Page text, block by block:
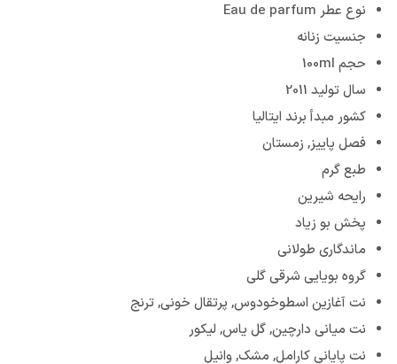
نوع عطر Eau de parfum
جنسیت زنانه
حجم 100ml
سال تولید 2011
کشور مبدأ برند ایتالیا
فصل پاییز, زمستان
طبع گرم
رایحه شیرین
پخش بو زیاد
ماندگاری طولانی
گروه بویایی شرقی گلی
نت آغازین اسطوخودوس, پرتقال خونی, ترنج
نت میانی دارچین, گل یاس, لیکور
نت پایانی کارامل, مشک, وانیل